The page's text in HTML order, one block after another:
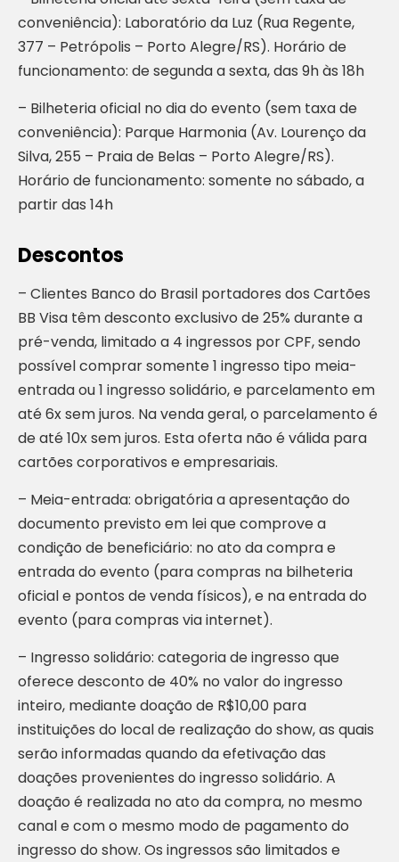
conveniência): Laboratório da Luz (Rua Regente,
377 – Petrópolis – Porto Alegre/RS). Horário de
funcionamento: de segunda a sexta, das 9h às 18h
– Bilheteria oficial no dia do evento (sem taxa de
conveniência): Parque Harmonia (Av. Lourenço da
Silva, 255 – Praia de Belas – Porto Alegre/RS).
Horário de funcionamento: somente no sábado, a
partir das 14h
Descontos
– Clientes Banco do Brasil portadores dos Cartões
BB Visa têm desconto exclusivo de 25% durante a
pré-venda, limitado a 4 ingressos por CPF, sendo
possível comprar somente 1 ingresso tipo meia-
entrada ou 1 ingresso solidário, e parcelamento em
até 6x sem juros. Na venda geral, o parcelamento é
de até 10x sem juros. Esta oferta não é válida para
cartões corporativos e empresariais.
– Meia-entrada: obrigatória a apresentação do
documento previsto em lei que comprove a
condição de beneficiário: no ato da compra e
entrada do evento (para compras na bilheteria
oficial e pontos de venda físicos), e na entrada do
evento (para compras via internet).
– Ingresso solidário: categoria de ingresso que
oferece desconto de 40% no valor do ingresso
inteiro, mediante doação de R$10,00 para
instituições do local de realização do show, as quais
serão informadas quando da efetivação das
doações provenientes do ingresso solidário. A
doação é realizada no ato da compra, no mesmo
canal e com o mesmo modo de pagamento do
ingresso do show. Os ingressos são limitados e